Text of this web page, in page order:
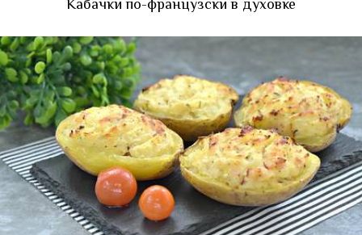
Кабачки по-французски в духовке